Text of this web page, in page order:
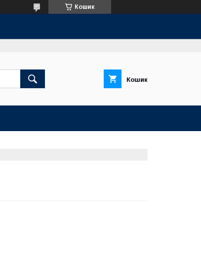
Кошик
Кошик